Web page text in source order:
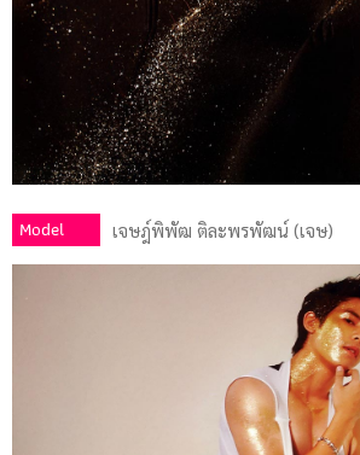
Model เจษฎ์พิพัฒ ติละพรพัฒน์ (เจษ)